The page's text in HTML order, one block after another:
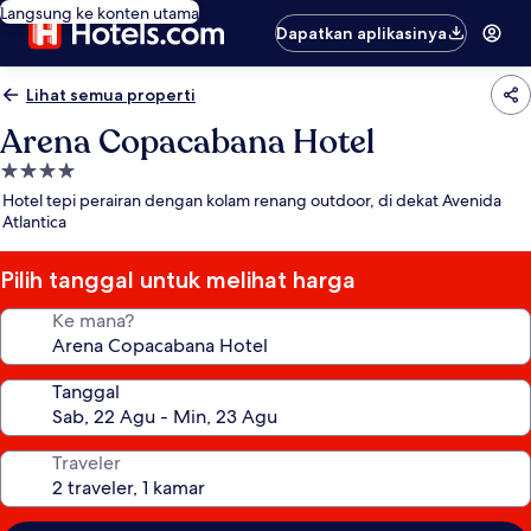
Langsung ke konten utama
Dapatkan aplikasinya
Lihat semua properti
Arena Copacabana Hotel
Properti
bintang
4.0
Hotel tepi perairan dengan kolam renang outdoor, di dekat Avenida
Atlantica
Pilih tanggal untuk melihat harga
Ke mana?
Tanggal
Traveler